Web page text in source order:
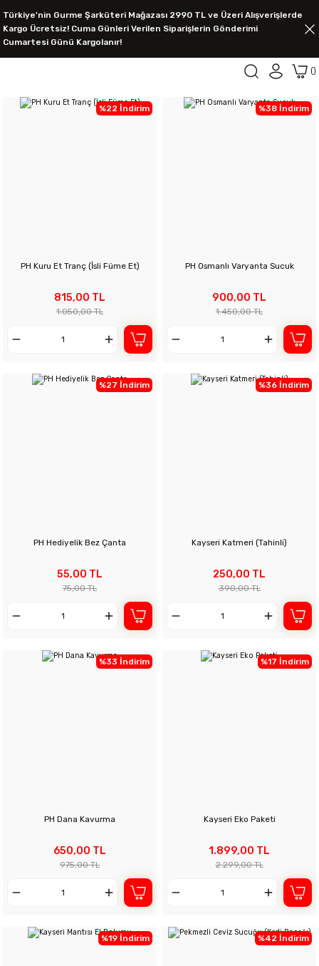
Türkiye'nin Gurme Şarküteri Mağazası 2990 TL ve Üzeri Alışverişlerde
Kargo Ücretsiz! Cuma Günleri Verilen Siparişlerin Gönderimi
Cumartesi Günü Kargolanır!
%22 İndirim
PH Kuru Et Tranç (İsli Füme Et)
815,00 TL
1.050,00 TL
%38 İndirim
PH Osmanlı Varyanta Sucuk
900,00 TL
1.450,00 TL
%27 İndirim
PH Hediyelik Bez Çanta
55,00 TL
75,00 TL
%36 İndirim
Kayseri Katmeri (Tahinli)
250,00 TL
390,00 TL
%33 İndirim
PH Dana Kavurma
650,00 TL
975,00 TL
%17 İndirim
Kayseri Eko Paketi
1.899,00 TL
2.299,00 TL
%19 İndirim %42 İndirim